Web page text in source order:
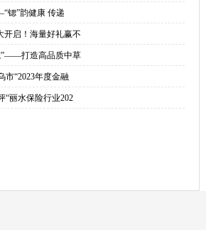
锶”韵健康 传递
开启！海量好礼赢不
”——打造高品质中草
市“2023年度金融
“丽水保险行业202